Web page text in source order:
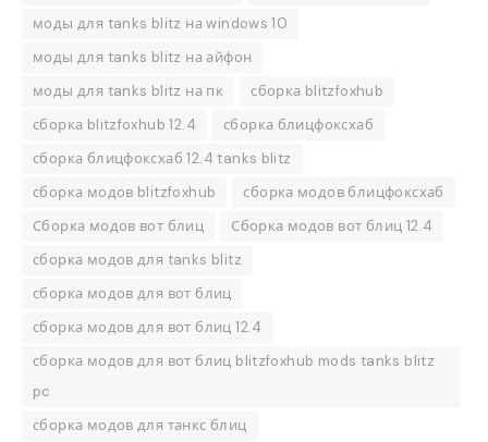
моды для tanks blitz на windows 10
моды для tanks blitz на айфон
моды для tanks blitz на пк
сборка blitzfoxhub
сборка blitzfoxhub 12.4
сборка блицфоксхаб
сборка блицфоксхаб 12.4 tanks blitz
сборка модов blitzfoxhub
сборка модов блицфоксхаб
Сборка модов вот блиц
Сборка модов вот блиц 12.4
сборка модов для tanks blitz
сборка модов для вот блиц
сборка модов для вот блиц 12.4
сборка модов для вот блиц blitzfoxhub mods tanks blitz
pc
сборка модов для танкс блиц